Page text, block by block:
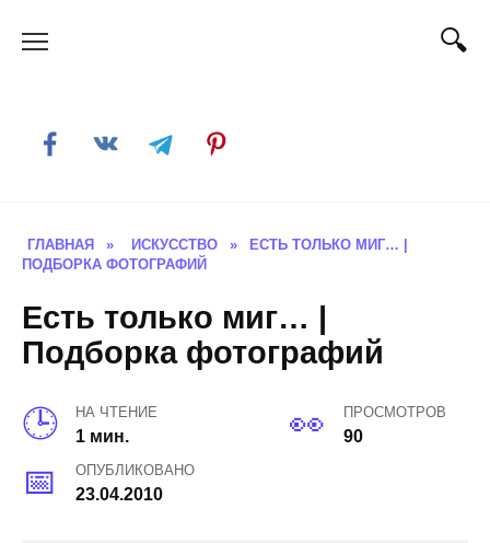
ГЛАВНАЯ » ИСКУССТВО »
ЕСТЬ ТОЛЬКО МИГ… |
ПОДБОРКА ФОТОГРАФИЙ
Есть только миг… |
Подборка фотографий
НА ЧТЕНИЕ
1 мин.
ПРОСМОТРОВ
90
ОПУБЛИКОВАНО
23.04.2010